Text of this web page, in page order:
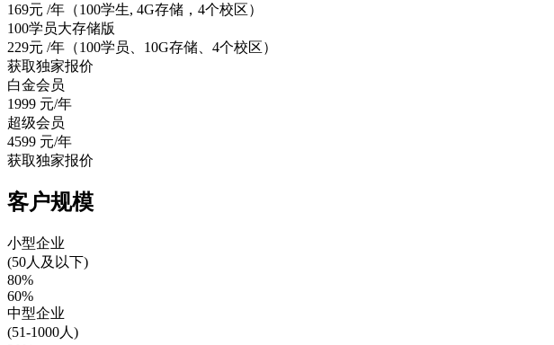
169元 /年（100学生, 4G存储，4个校区）
100学员大存储版
229元 /年（100学员、10G存储、4个校区）
获取独家报价
白金会员
1999 元/年
超级会员
4599 元/年
获取独家报价
客户规模
小型企业
(50人及以下)
80%
60%
中型企业
(51-1000人)